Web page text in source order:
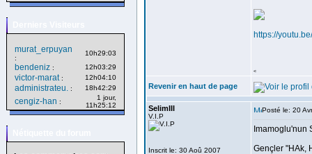
murat_erpuyan
:
10h29:03
bendeniz : 12h03:29
victor-marat: 12h04:10
administrateu. : 18h42:29
cengiz-han :
1 jour,
11h25:12
https://
<
Revenir en haut de page
SelimIII
V.I.P
Inscrit le: 30 Aoû 2007
Posté le: 20
Imamoglu'nun
Gençler "HAk,